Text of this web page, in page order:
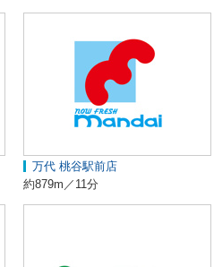
万代 桃谷駅前店
約879m／11分